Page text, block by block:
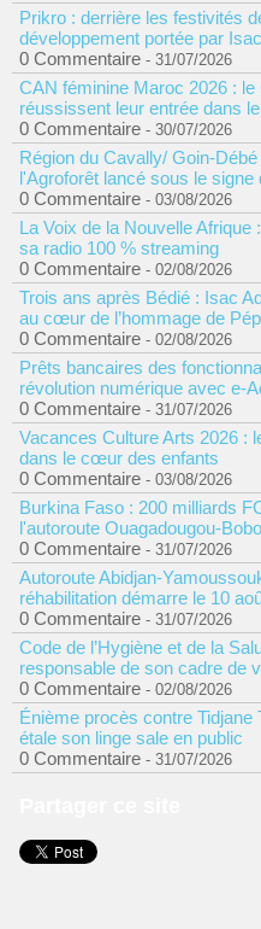
Prikro : derrière les festivités
développement portée par
0 Commentaire - 31/07/2026
CAN féminine Maroc 2026 :
réussissent leur entrée dans
0 Commentaire - 30/07/2026
Région du Cavally/ Goin-
l'Agroforêt lancé sous le
0 Commentaire - 03/08/2026
La Voix de la Nouvelle
sa radio 100 % streaming
0 Commentaire - 02/08/2026
Trois ans après Bédié : Isac
au cœur de l’hommage de
0 Commentaire - 02/08/2026
Prêts bancaires des
révolution numérique avec e-
0 Commentaire - 31/07/2026
Vacances Culture Arts 2026 :
dans le cœur des enfants
0 Commentaire - 03/08/2026
Burkina Faso : 200 milliards
l'autoroute Ouagadougou-
0 Commentaire - 31/07/2026
Autoroute Abidjan-
réhabilitation démarre le 10
0 Commentaire - 31/07/2026
Code de l’Hygiène et de la
responsable de son cadre de
0 Commentaire - 02/08/2026
Énième procès contre
étale son linge sale en public
0 Commentaire - 31/07/2026